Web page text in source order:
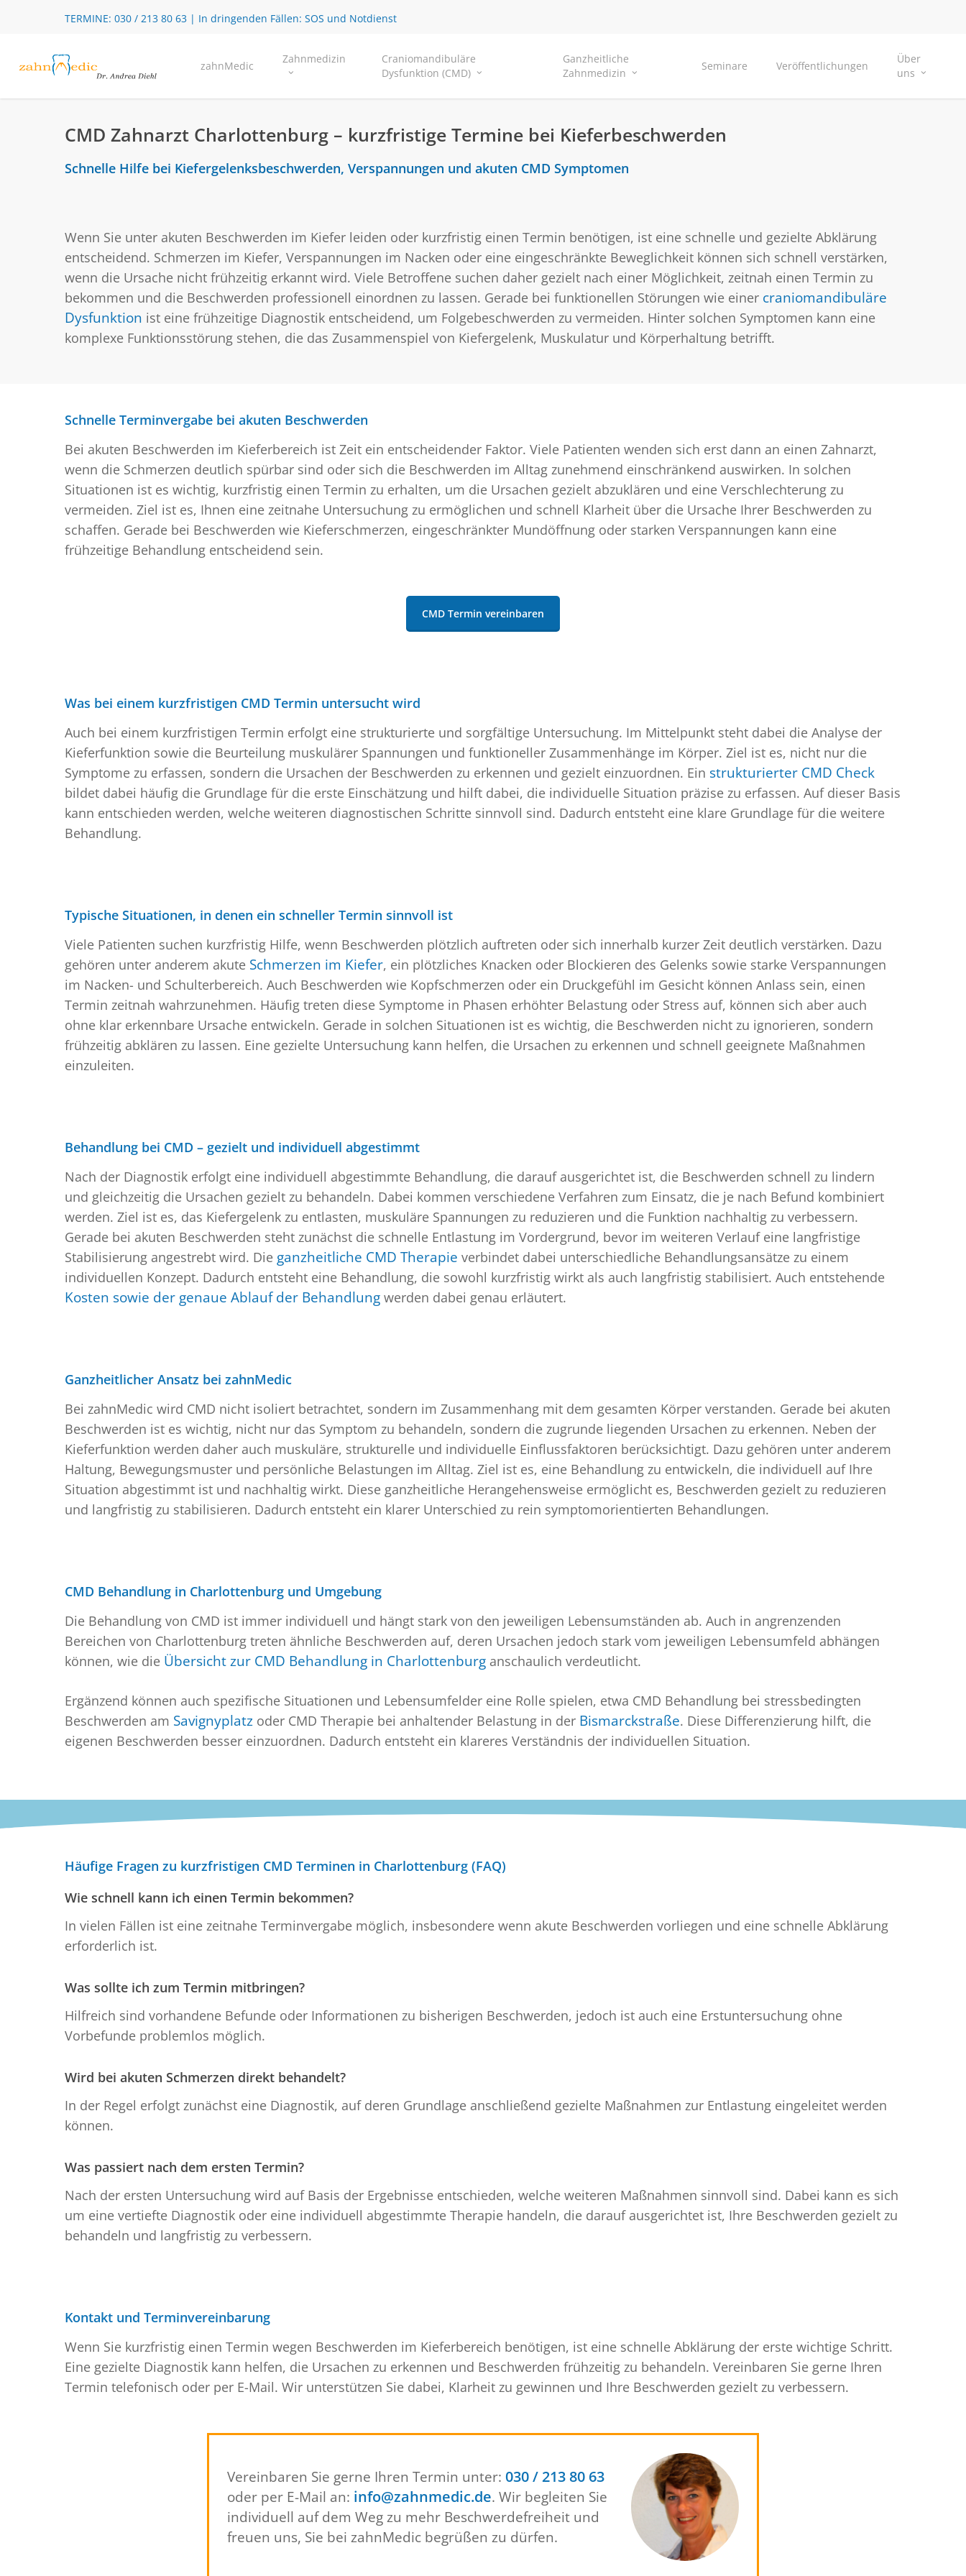
content
TERMINE:030 / 213 80 63 | In dringenden Fällen:SOS und Notdienst
zahnMedic
Zahnmedizin
Craniomandibuläre
Dysfunktion (CMD)
Ganzheitliche
Zahnmedizin
Seminare Veröffentlichungen
Über
uns
CMD Zahnarzt Charlottenburg – kurzfristige Termine bei Kieferbeschwerden
Schnelle Hilfe bei Kiefergelenksbeschwerden, Verspannungen und akuten CMD Symptomen
Wenn Sie unter akuten Beschwerden im Kiefer leiden oder kurzfristig einen Termin benötigen, ist eine schnelle und gezielte Abklärung
entscheidend. Schmerzen im Kiefer, Verspannungen im Nacken oder eine eingeschränkte Beweglichkeit können sich schnell verstärken,
wenn die Ursache nicht frühzeitig erkannt wird. Viele Betroffene suchen daher gezielt nach einer Möglichkeit, zeitnah einen Termin zu
bekommen und die Beschwerden professionell einordnen zu lassen. Gerade bei funktionellen Störungen wie einer craniomandibuläre
Dysfunktion ist eine frühzeitige Diagnostik entscheidend, um Folgebeschwerden zu vermeiden. Hinter solchen Symptomen kann eine
komplexe Funktionsstörung stehen, die das Zusammenspiel von Kiefergelenk, Muskulatur und Körperhaltung betrifft.
Schnelle Terminvergabe bei akuten Beschwerden
Bei akuten Beschwerden im Kieferbereich ist Zeit ein entscheidender Faktor. Viele Patienten wenden sich erst dann an einen Zahnarzt,
wenn die Schmerzen deutlich spürbar sind oder sich die Beschwerden im Alltag zunehmend einschränkend auswirken. In solchen
Situationen ist es wichtig, kurzfristig einen Termin zu erhalten, um die Ursachen gezielt abzuklären und eine Verschlechterung zu
vermeiden. Ziel ist es, Ihnen eine zeitnahe Untersuchung zu ermöglichen und schnell Klarheit über die Ursache Ihrer Beschwerden zu
schaffen. Gerade bei Beschwerden wie Kieferschmerzen, eingeschränkter Mundöffnung oder starken Verspannungen kann eine
frühzeitige Behandlung entscheidend sein.
CMD Termin vereinbaren
Was bei einem kurzfristigen CMD Termin untersucht wird
Auch bei einem kurzfristigen Termin erfolgt eine strukturierte und sorgfältige Untersuchung. Im Mittelpunkt steht dabei die Analyse der
Kieferfunktion sowie die Beurteilung muskulärer Spannungen und funktioneller Zusammenhänge im Körper. Ziel ist es, nicht nur die
Symptome zu erfassen, sondern die Ursachen der Beschwerden zu erkennen und gezielt einzuordnen. Ein strukturierter CMD Check
bildet dabei häufig die Grundlage für die erste Einschätzung und hilft dabei, die individuelle Situation präzise zu erfassen. Auf dieser Basis
kann entschieden werden, welche weiteren diagnostischen Schritte sinnvoll sind. Dadurch entsteht eine klare Grundlage für die weitere
Behandlung.
Typische Situationen, in denen ein schneller Termin sinnvoll ist
Viele Patienten suchen kurzfristig Hilfe, wenn Beschwerden plötzlich auftreten oder sich innerhalb kurzer Zeit deutlich verstärken. Dazu
gehören unter anderem akute Schmerzen im Kiefer, ein plötzliches Knacken oder Blockieren des Gelenks sowie starke Verspannungen
im Nacken- und Schulterbereich. Auch Beschwerden wie Kopfschmerzen oder ein Druckgefühl im Gesicht können Anlass sein, einen
Termin zeitnah wahrzunehmen. Häufig treten diese Symptome in Phasen erhöhter Belastung oder Stress auf, können sich aber auch
ohne klar erkennbare Ursache entwickeln. Gerade in solchen Situationen ist es wichtig, die Beschwerden nicht zu ignorieren, sondern
frühzeitig abklären zu lassen. Eine gezielte Untersuchung kann helfen, die Ursachen zu erkennen und schnell geeignete Maßnahmen
einzuleiten.
Behandlung bei CMD – gezielt und individuell abgestimmt
Nach der Diagnostik erfolgt eine individuell abgestimmte Behandlung, die darauf ausgerichtet ist, die Beschwerden schnell zu lindern
und gleichzeitig die Ursachen gezielt zu behandeln. Dabei kommen verschiedene Verfahren zum Einsatz, die je nach Befund kombiniert
werden. Ziel ist es, das Kiefergelenk zu entlasten, muskuläre Spannungen zu reduzieren und die Funktion nachhaltig zu verbessern.
Gerade bei akuten Beschwerden steht zunächst die schnelle Entlastung im Vordergrund, bevor im weiteren Verlauf eine langfristige
Stabilisierung angestrebt wird. Die ganzheitliche CMD Therapie verbindet dabei unterschiedliche Behandlungsansätze zu einem
individuellen Konzept. Dadurch entsteht eine Behandlung, die sowohl kurzfristig wirkt als auch langfristig stabilisiert. Auch entstehende
Kosten sowie der genaue Ablauf der Behandlung werden dabei genau erläutert.
Ganzheitlicher Ansatz bei zahnMedic
Bei zahnMedic wird CMD nicht isoliert betrachtet, sondern im Zusammenhang mit dem gesamten Körper verstanden. Gerade bei akuten
Beschwerden ist es wichtig, nicht nur das Symptom zu behandeln, sondern die zugrunde liegenden Ursachen zu erkennen. Neben der
Kieferfunktion werden daher auch muskuläre, strukturelle und individuelle Einflussfaktoren berücksichtigt. Dazu gehören unter anderem
Haltung, Bewegungsmuster und persönliche Belastungen im Alltag. Ziel ist es, eine Behandlung zu entwickeln, die individuell auf Ihre
Situation abgestimmt ist und nachhaltig wirkt. Diese ganzheitliche Herangehensweise ermöglicht es, Beschwerden gezielt zu reduzieren
und langfristig zu stabilisieren. Dadurch entsteht ein klarer Unterschied zu rein symptomorientierten Behandlungen.
CMD Behandlung in Charlottenburg und Umgebung
Die Behandlung von CMD ist immer individuell und hängt stark von den jeweiligen Lebensumständen ab. Auch in angrenzenden
Bereichen von Charlottenburg treten ähnliche Beschwerden auf, deren Ursachen jedoch stark vom jeweiligen Lebensumfeld abhängen
können, wie die Übersicht zur CMD Behandlung in Charlottenburg anschaulich verdeutlicht.
Ergänzend können auch spezifische Situationen und Lebensumfelder eine Rolle spielen, etwa CMD Behandlung bei stressbedingten
Beschwerden am Savignyplatz oder CMD Therapie bei anhaltender Belastung in der Bismarckstraße. Diese Differenzierung hilft, die
eigenen Beschwerden besser einzuordnen. Dadurch entsteht ein klareres Verständnis der individuellen Situation.
Häufige Fragen zu kurzfristigen CMD Terminen in Charlottenburg (FAQ)
Wie schnell kann ich einen Termin bekommen?
In vielen Fällen ist eine zeitnahe Terminvergabe möglich, insbesondere wenn akute Beschwerden vorliegen und eine schnelle Abklärung
erforderlich ist.
Was sollte ich zum Termin mitbringen?
Hilfreich sind vorhandene Befunde oder Informationen zu bisherigen Beschwerden, jedoch ist auch eine Erstuntersuchung ohne
Vorbefunde problemlos möglich.
Wird bei akuten Schmerzen direkt behandelt?
In der Regel erfolgt zunächst eine Diagnostik, auf deren Grundlage anschließend gezielte Maßnahmen zur Entlastung eingeleitet werden
können.
Was passiert nach dem ersten Termin?
Nach der ersten Untersuchung wird auf Basis der Ergebnisse entschieden, welche weiteren Maßnahmen sinnvoll sind. Dabei kann es sich
um eine vertiefte Diagnostik oder eine individuell abgestimmte Therapie handeln, die darauf ausgerichtet ist, Ihre Beschwerden gezielt zu
behandeln und langfristig zu verbessern.
Kontakt und Terminvereinbarung
Wenn Sie kurzfristig einen Termin wegen Beschwerden im Kieferbereich benötigen, ist eine schnelle Abklärung der erste wichtige Schritt.
Eine gezielte Diagnostik kann helfen, die Ursachen zu erkennen und Beschwerden frühzeitig zu behandeln. Vereinbaren Sie gerne Ihren
Termin telefonisch oder per E-Mail. Wir unterstützen Sie dabei, Klarheit zu gewinnen und Ihre Beschwerden gezielt zu verbessern.
Vereinbaren Sie gerne Ihren Termin unter:030 / 213 80 63
oder per E-Mail an: info@zahnmedic.de. Wir begleiten Sie
individuell auf dem Weg zu mehr Beschwerdefreiheit und
freuen uns, Sie bei zahnMedic begrüßen zu dürfen.